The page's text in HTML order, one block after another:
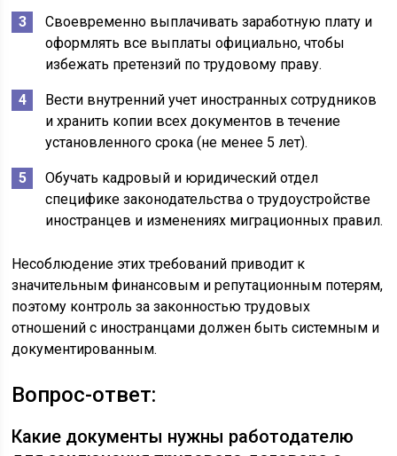
Своевременно выплачивать заработную плату и
оформлять все выплаты официально, чтобы
избежать претензий по трудовому праву.
Вести внутренний учет иностранных сотрудников
и хранить копии всех документов в течение
установленного срока (не менее 5 лет).
Обучать кадровый и юридический отдел
специфике законодательства о трудоустройстве
иностранцев и изменениях миграционных правил.
Несоблюдение этих требований приводит к
значительным финансовым и репутационным потерям,
поэтому контроль за законностью трудовых
отношений с иностранцами должен быть системным и
документированным.
Вопрос-ответ:
Какие документы нужны работодателю